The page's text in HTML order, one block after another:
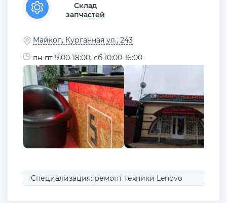
Склад
запчастей
Майкоп, Курганная ул., 243
пн-пт 9:00-18:00; сб 10:00-16:00
Специализация: ремонт техники Lenovo